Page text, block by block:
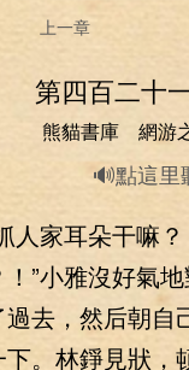
上一章
第四百二十
熊貓書庫 網游
🔊點這里
耳朵干嘛？
”小雅沒好氣
去，然后朝自
。林錚見狀